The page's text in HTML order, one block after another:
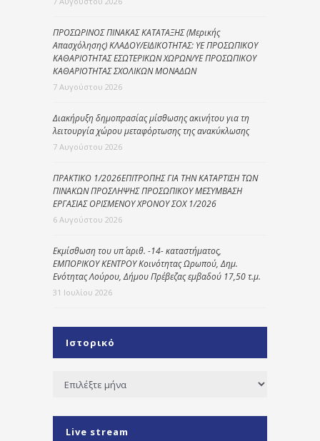
ΠΡΟΣΩΡΙΝΟΣ ΠΙΝΑΚΑΣ ΚΑΤΑΤΑΞΗΣ (Μερικής
Απασχόλησης) ΚΛΑΔΟΥ/ΕΙΔΙΚΟΤΗΤΑΣ: ΥΕ ΠΡΟΣΩΠΙΚΟΥ
ΚΑΘΑΡΙΟΤΗΤΑΣ ΕΣΩΤΕΡΙΚΩΝ ΧΩΡΩΝ/ΥΕ ΠΡΟΣΩΠΙΚΟΥ
ΚΑΘΑΡΙΟΤΗΤΑΣ ΣΧΟΛΙΚΩΝ ΜΟΝΑΔΩΝ
7 Αυγούστου 2026
Διακήρυξη δημοπρασίας μίσθωσης ακινήτου για τη
λειτουργία χώρου μεταφόρτωσης της ανακύκλωσης
7 Αυγούστου 2026
ΠΡΑΚΤΙΚΟ 1/2026ΕΠΙΤΡΟΠΗΣ ΓΙΑ ΤΗΝ ΚΑΤΑΡΤΙΣΗ ΤΩΝ
ΠΙΝΑΚΩΝ ΠΡΟΣΛΗΨΗΣ ΠΡΟΣΩΠΙΚΟΥ ΜΕΣΥΜΒΑΣΗ
ΕΡΓΑΣΙΑΣ ΟΡΙΣΜΕΝΟΥ ΧΡΟΝΟΥ ΣΟΧ 1/2026
6 Αυγούστου 2026
Εκμίσθωση του υπ΄ αριθ. -14- καταστήματος,
ΕΜΠΟΡΙΚΟΥ ΚΕΝΤΡΟΥ Κοινότητας Ωρωπού, Δημ.
Ενότητας Λούρου, Δήμου Πρέβεζας εμβαδού 17,50 τ.μ.
31 Ιουλίου 2026
Ιστορικό
Ιστορικό
Live stream